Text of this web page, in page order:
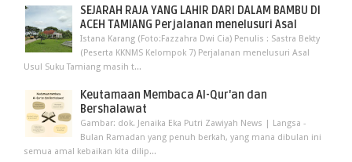
SEJARAH RAJA YANG LAHIR DARI DALAM BAMBU DI
ACEH TAMIANG Perjalanan menelusuri Asal
Istana Karang (Foto:Fazzahra Dwi Cia) Penulis : Sastra Bekty
(Peserta KKNMS Kelompok 7) Perjalanan menelusuri Asal
Usul Suku Tamiang masih t...
Keutamaan Membaca Al-Qur'an dan
Bershalawat
Gambar: dok. Jenaika Eka Putri Zawiyah News | Langsa -
Bulan Ramadan yang penuh berkah, yang mana dibulan ini
semua amal kebaikan kita dilip...